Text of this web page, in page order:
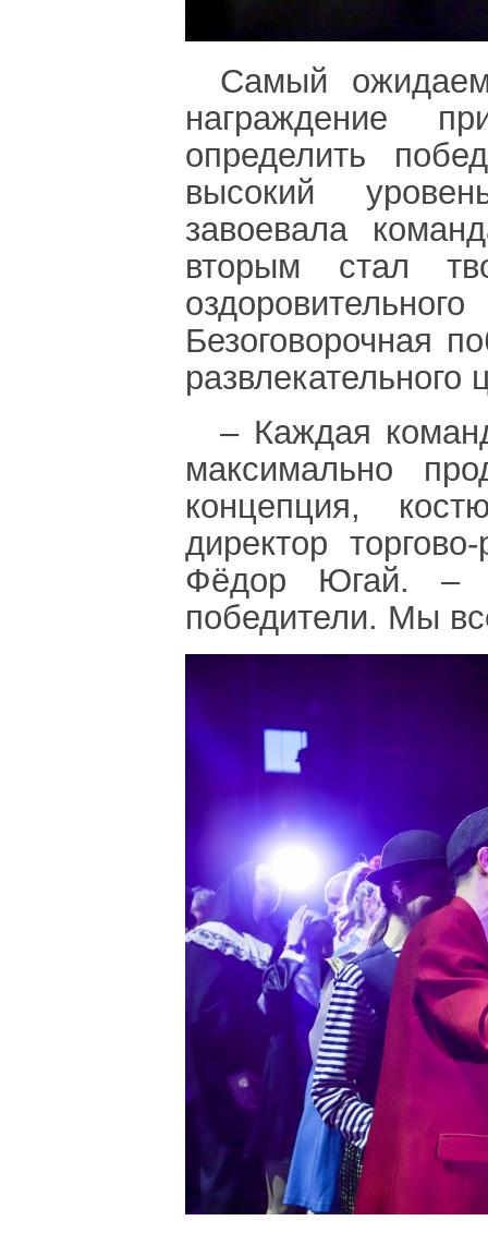
Самый
награждение
определить
высокий
завоевала
вторым стал
Безоговорочная
развлекательного
– Каждая
максимально
концепция,
директор
Фёдор Югай. ‒
победители. Мы